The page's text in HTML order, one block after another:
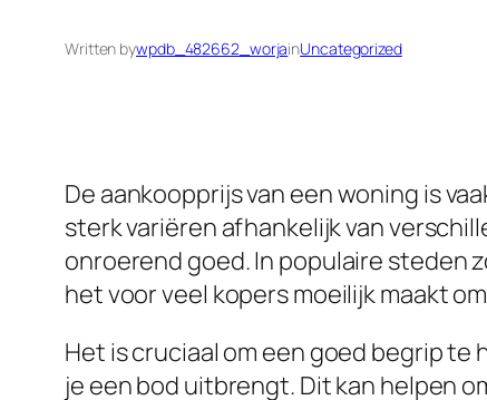
Written bywpdb_482662_worjainUncategorized
De aankoopprijs van een woning is
sterk variëren afhankelijk van
onroerend goed. In populaire steden
het voor veel kopers moeilijk maakt
Het is cruciaal om een goed begrip
je een bod uitbrengt. Dit kan helpen